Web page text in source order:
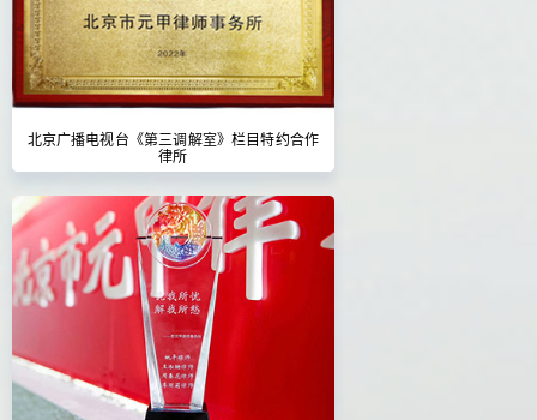
北京广播电视台《第三调解室》栏目特约合作
律所